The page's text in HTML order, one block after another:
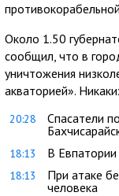
Около 1.50
сообщил, что в
уничтожения
акваторией».
20:28
Спасатели
18:13 В
18:13
При атаке
человека